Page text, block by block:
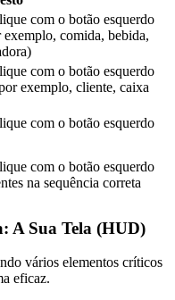
com o botão esquerdo
comida, bebida,
com o botão esquerdo
exemplo, cliente, caixa
com o botão esquerdo
com o botão esquerdo
na sequência correta
A Sua Tela (HUD)
vários elementos críticos
eficaz.